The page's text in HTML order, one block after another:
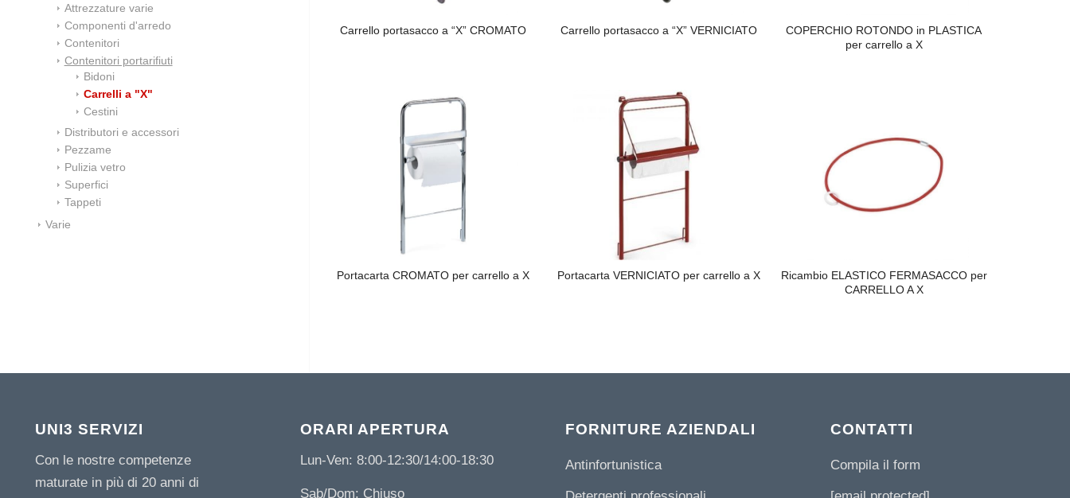
Carrello portasacco a “X” CROMATO Carrello portasacco a “X” VERNICIATO
COPERCHIO ROTONDO in PLASTICA
per carrello a X
Portacarta CROMATO per carrello a X Portacarta VERNICIATO per carrello a X
Ricambio ELASTICO FERMASACCO per
CARRELLO A X
Attrezzature varie
Componenti d'arredo
Contenitori
Contenitori portarifiuti
Bidoni
Carrelli a "X"
Cestini
Distributori e accessori
Pezzame
Pulizia vetro
Superfici
Tappeti
Varie
UNI3 SERVIZI
Con le nostre competenze
maturate in più di 20 anni di
ORARI APERTURA
Lun-Ven: 8:00-12:30/14:00-18:30
Sab/Dom: Chiuso
FORNITURE AZIENDALI
Antinfortunistica
CONTATTI
Compila il form